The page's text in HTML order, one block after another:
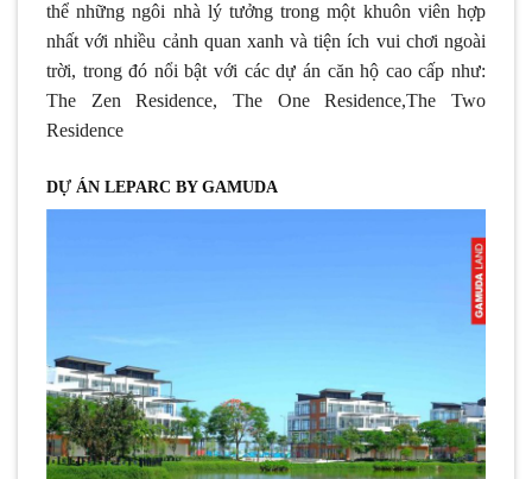
thể những ngôi nhà lý tưởng trong một khuôn viên hợp
nhất với nhiều cảnh quan xanh và tiện ích vui chơi ngoài
trời, trong đó nổi bật với các dự án căn hộ cao cấp như:
The Zen Residence, The One Residence,The Two
Residence
DỰ ÁN LEPARC BY GAMUDA